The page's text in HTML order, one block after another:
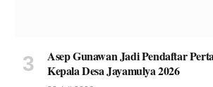
Asep Gunawan Jadi Pendaftar
Kepala Desa Jayamulya 2026